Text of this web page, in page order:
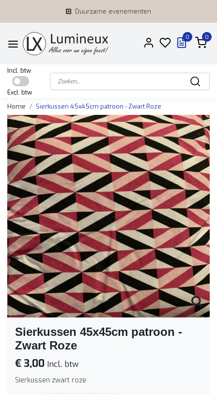
Duurzame evenementen
0 0
Incl. btw
Excl. btw
Home
Sierkussen 45x45cm patroon - Zwart Roze
Sierkussen 45x45cm patroon -
Zwart Roze
€ 3,00 Incl. btw
Sierkussen zwart roze